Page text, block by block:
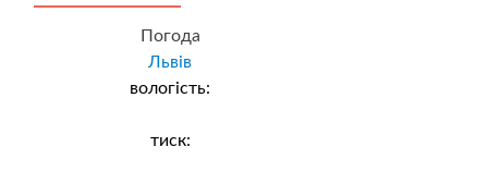
Погода
Львів
вологість:
тиск: